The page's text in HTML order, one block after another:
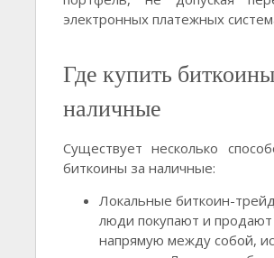
электронных платежных
Где купить
наличные
Существует несколько
биткоины за наличные:
Локальные биткоин-
люди покупают и
напрямую между собой,